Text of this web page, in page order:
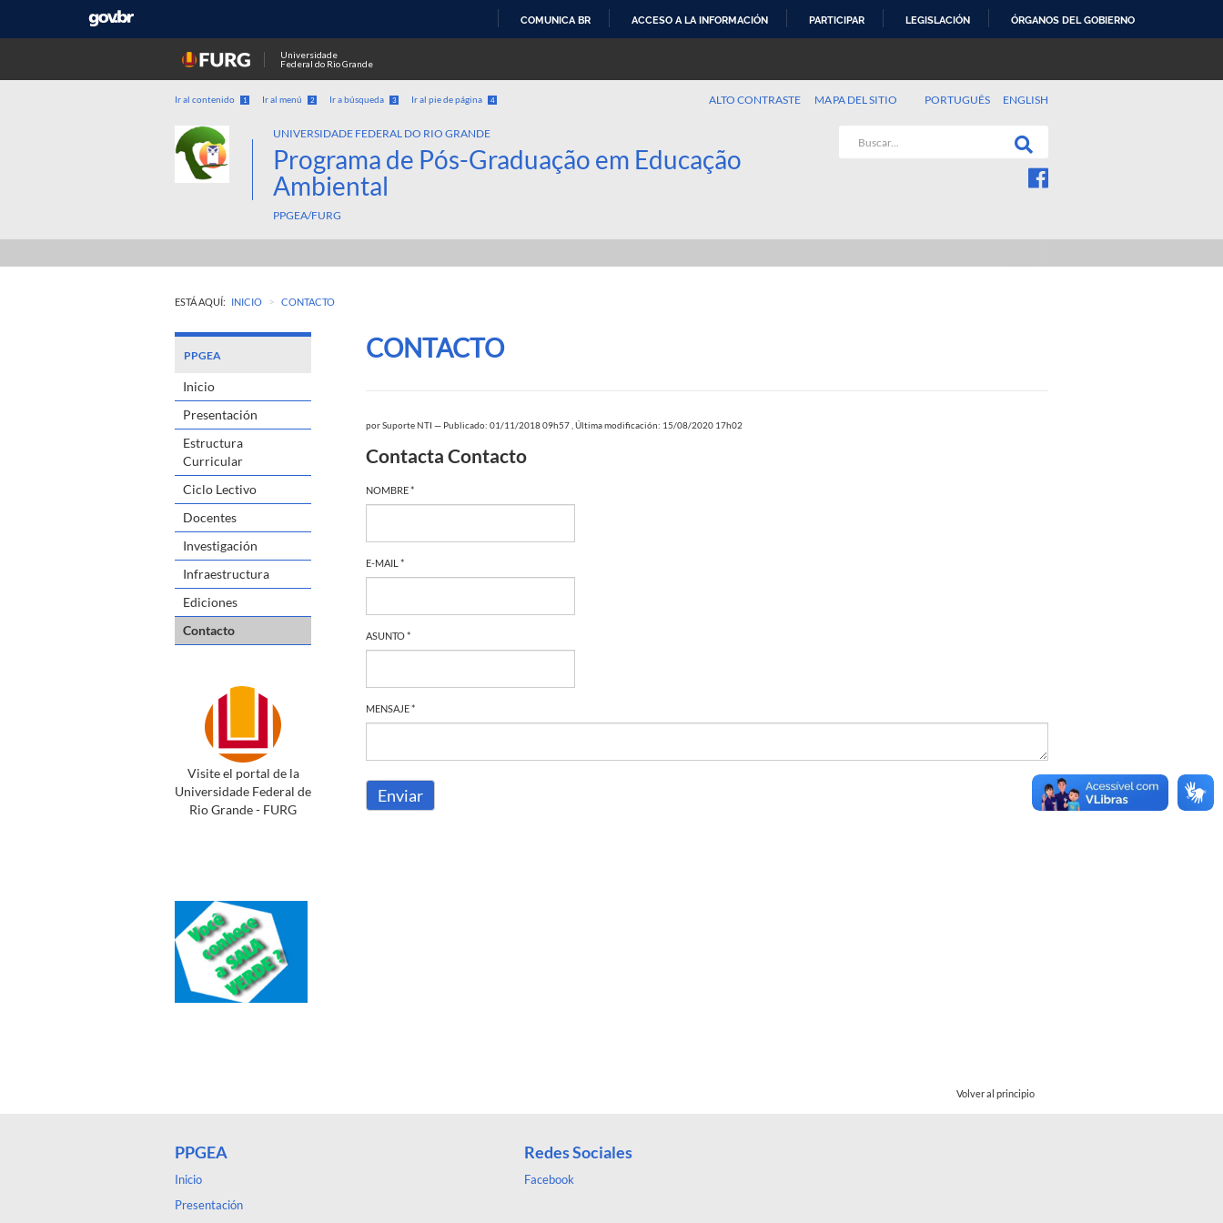
COMUNICA BR ACCESO A LA INFORMACIÓN PARTICIPAR LEGISLACIÓN ÓRGANOS DEL GOBIERNO
Universidade
Federal do Rio Grande
Ir al contenido 1 Ir al menú 2 Ir a búsqueda 3 Ir al pie de página 4 PORTUGUÊS ENGLISH
ALTO CONTRASTE MAPA DEL SITIO
UNIVERSIDADE FEDERAL DO RIO GRANDE
Programa de Pós-Graduação em Educação
Ambiental
PPGEA/FURG
ESTÁ AQUÍ: INICIO > CONTACTO
PPGEA
Inicio
Presentación
Estructura
Curricular
Ciclo Lectivo
Docentes
Investigación
Infraestructura
Ediciones
Contacto
Visite el portal de la
Universidade Federal de
Rio Grande - FURG
CONTACTO
porSuporte NTI — Publicado: 01/11/2018 09h57 Última modificación: 15/08/2020 17h02
Contacta Contacto
NOMBRE *
E-MAIL *
ASUNTO *
MENSAJE *
Enviar
Volver al principio
PPGEA
Inicio
Presentación
Redes Sociales
Facebook